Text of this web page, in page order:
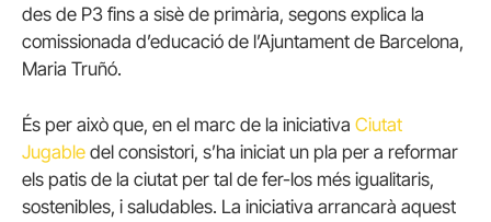
des de P3 fins a sisè de primària, segons explica la
comissionada d’educació de l’Ajuntament de Barcelona,
Maria Truñó.
És per això que, en el marc de la iniciativa Ciutat
Jugable del consistori, s’ha iniciat un pla per a reformar
els patis de la ciutat per tal de fer-los més igualitaris,
sostenibles, i saludables. La iniciativa arrancarà aquest